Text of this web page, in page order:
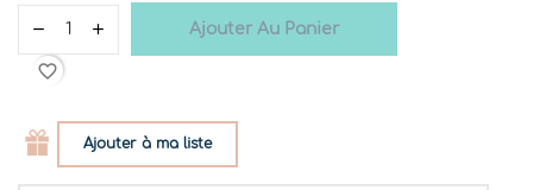
Ajouter Au Panier
favorite_border
Ajouter à ma liste